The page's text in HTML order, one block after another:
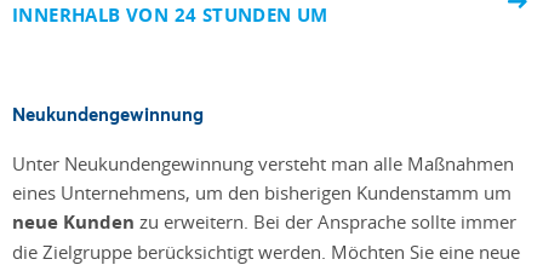
INNERHALB VON 24 STUNDEN UM
Neukundengewinnung
Unter Neukundengewinnung versteht man alle Maßnahmen
eines Unternehmens, um den bisherigen Kundenstamm um
neue Kunden zu erweitern. Bei der Ansprache sollte immer
die Zielgruppe berücksichtigt werden. Möchten Sie eine neue